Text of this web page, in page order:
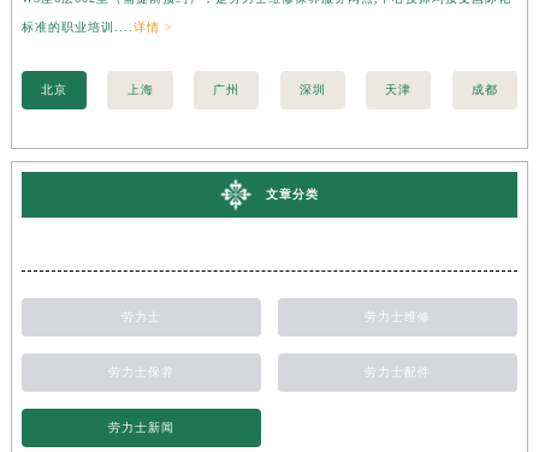
标准的职业培训.... 详情 >
北京 上海 广州 深圳 天津 成都
文章分类
劳力士 劳力士维修
劳力士保养 劳力士配件
劳力士新闻